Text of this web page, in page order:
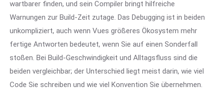
wartbarer finden, und sein Compiler bringt hilfreiche
Warnungen zur Build-Zeit zutage. Das Debugging ist in beiden
unkompliziert, auch wenn Vues größeres Ökosystem mehr
fertige Antworten bedeutet, wenn Sie auf einen Sonderfall
stoßen. Bei Build-Geschwindigkeit und Alltagsfluss sind die
beiden vergleichbar; der Unterschied liegt meist darin, wie viel
Code Sie schreiben und wie viel Konvention Sie übernehmen.